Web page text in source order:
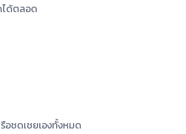
ได้ตลอด
อชดเชยเองทั้งหมด